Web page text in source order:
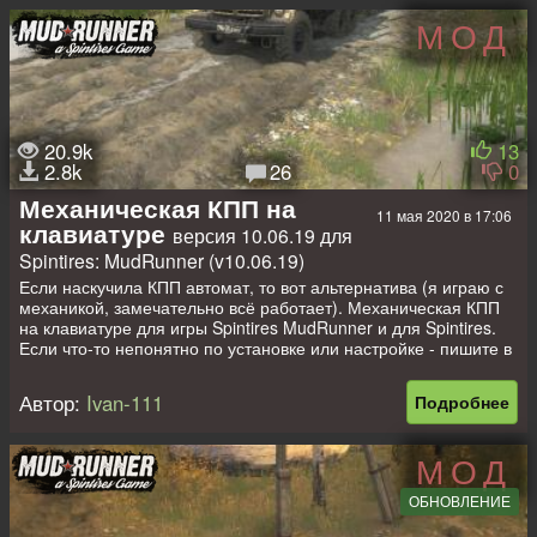
Аддоны дефолт (мудранер) (В DLC Аддоны мягко говоря
плохие).
Приятных покатушек!
Авторы разработчики Spintires!
МОД
20.9k
2.8k 26
13
0
11 мая 2020 в 17:06
Механическая КПП на
клавиатуре версия 10.06.19 для
Spintires: MudRunner (v10.06.19)
Если наскучила КПП автомат, то вот альтернатива (я играю с
механикой, замечательно всё работает). Механическая КПП
на клавиатуре для игры Spintires MudRunner и для Spintires.
Если что-то непонятно по установке или настройке - пишите в
Подробнее
Автор: Ivan-111
МОД
ОБНОВЛЕНИЕ